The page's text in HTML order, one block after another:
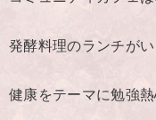
発酵料理のランチがい
健康をテーマに勉強